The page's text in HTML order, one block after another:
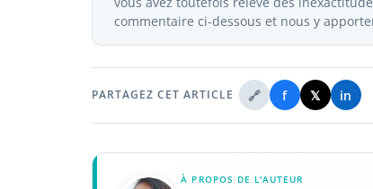
commentaire ci-dessous et nous y
PARTAGEZ CET ARTICLE 🔗 f 𝕏 in
À PROPOS DE L'AUTEUR